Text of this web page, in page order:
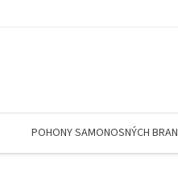
POHONY SAMONOSNÝCH BRAN